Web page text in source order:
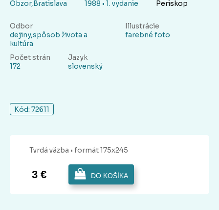
Obzor,Bratislava
1988 • 1. vydanie
Periskop
Odbor
dejiny,spôsob života a
kultúra
Illustrácie
farebné foto
Počet strán
172
Jazyk
slovenský
Kód: 72611
Tvrdá väzba • formát 175x245
3 € DO KOŠÍKA